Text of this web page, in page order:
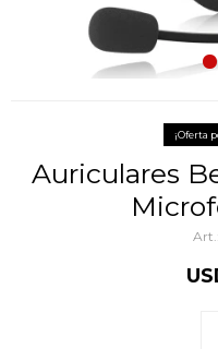
¡Oferta
Auriculares Behringer Hs20 Con